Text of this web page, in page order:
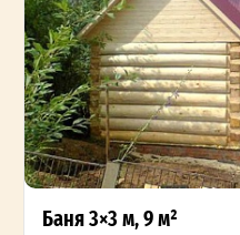
Баня 3×3 м, 9 м²